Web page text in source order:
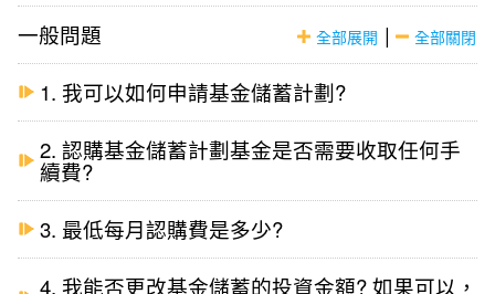
全部展開 | 全部關閉
一般問題
1. 我可以如何申請基金儲蓄計劃?
2. 認購基金儲蓄計劃基金是否需要收取任何手
續費?
3. 最低每月認購費是多少?
4. 我能否更改基金儲蓄的投資金額? 如果可以，